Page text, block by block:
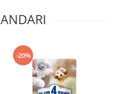
-20%